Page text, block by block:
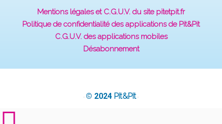
Mentions légales et C.G.U.V. du site pitetpit.fr
Politique de confidentialité des applications de Pit&Pit
C.G.U.V. des applications mobiles
Désabonnement
· © 2024 Pit&Pit ·